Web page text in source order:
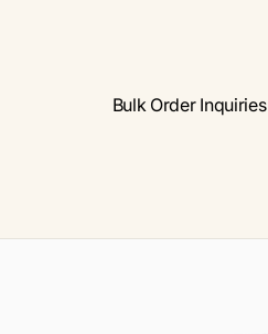
Bulk Order Inquiries